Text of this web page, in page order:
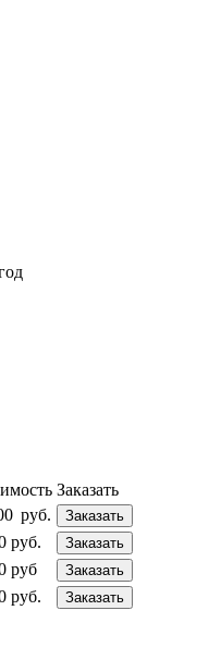
Заказать
руб. Заказать
руб. Заказать
руб Заказать
руб. Заказать